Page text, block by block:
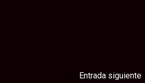
Entrada siguiente